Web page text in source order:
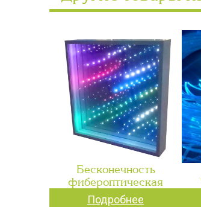
Бесконечность
фибероптическая
Подробнее